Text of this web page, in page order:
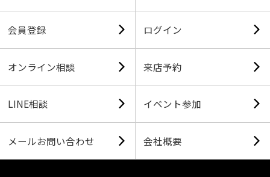
会員登録 ログイン
オンライン相談 来店予約
LINE相談 イベント参加
メールお問い合わせ 会社概要